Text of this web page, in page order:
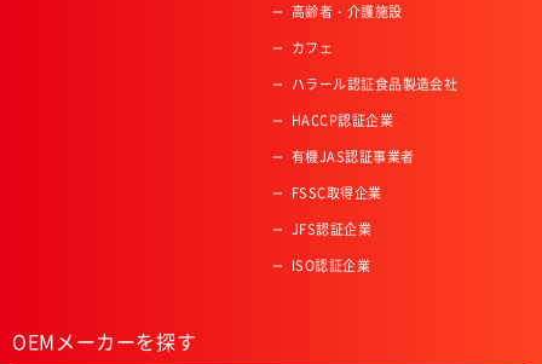
高齢者・介護施設
カフェ
ハラール認証食品製造会社
HACCP認証企業
有機JAS認証事業者
FSSC取得企業
JFS認証企業
ISO認証企業
OEMメーカーを探す